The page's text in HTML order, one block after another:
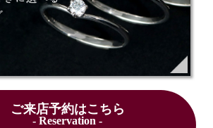
ご来店予約はこちら
- Reservation -